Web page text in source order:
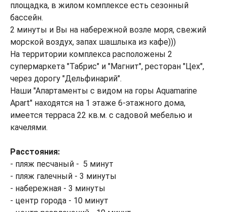
площадка, в жилом комплексе есть сезонный
бассейн.
2 минуты и Вы на набережной возле моря, свежий
морской воздух, запах шашлыка из кафе)))
На территории комплекса расположены 2
супермаркета "Табрис" и "Магнит", ресторан "Цех",
через дорогу "Дельфинарий".
Наши "Апартаменты с видом на горы Aquamarine
Apart" находятся на 1 этаже 6-этажного дома,
имеется терраса 22 кв.м. с садовой мебелью и
качелями.
Расстояния:
- пляж песчаный - 5 минут
- пляж галечный - 3 минуты
- набережная - 3 минуты
- центр города - 10 минут